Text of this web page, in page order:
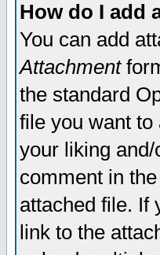
How do I add
You can add
Attachment
the standard
file you want
your liking
comment in the
attached file. If
link to the